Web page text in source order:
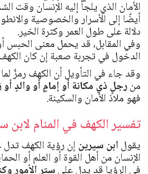
الأمان الذي يلجأ إليه الإنسان وقت
أيضًا إلى الأسرار والخصوصية
دلالة على طول العمر وكثرة الخير.
وفي المقابل، قد يحمل معنى الحبس أو
الدخول في تجربة صعبة إن كان
وقد جاء في التأويل أن الكهف رمزٌ لما
منرجلٍ ذي مكانة أو إمامٍ أو والدٍ
فهو ملاذ الأمان والسكينة.
تفسير الكهف في المنام لابن
يقولابن سيرينإن رؤية الكهف
الإنسان من أهل القوة أو العلم أو